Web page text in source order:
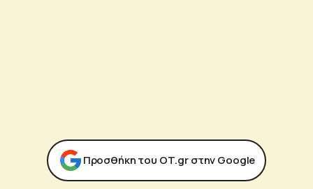
Προσθήκη του ΟΤ.gr στην Google